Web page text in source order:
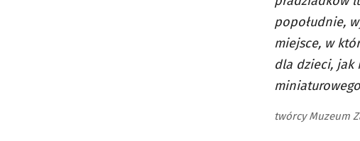
popołudnie,
miejsce, w
dla dzieci, jak
twórcy Muzeum